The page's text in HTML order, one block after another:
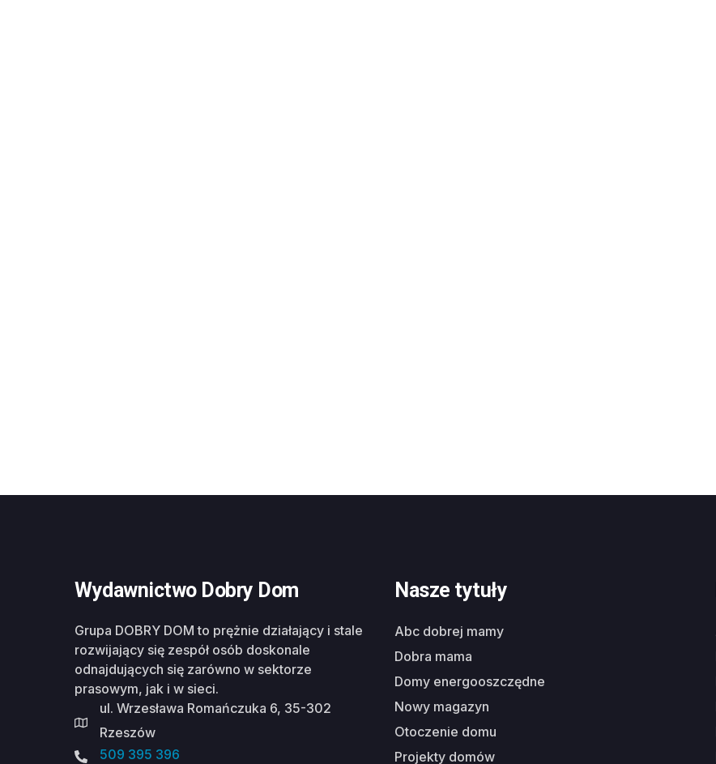
Wydawnictwo Dobry Dom
Grupa DOBRY DOM to prężnie działający i stale
rozwijający się zespół osób doskonale
odnajdujących się zarówno w sektorze
prasowym, jak i w sieci.
ul. Wrzesława Romańczuka 6, 35-302
Rzeszów
509 395 396
Nasze tytuły
abc dobrej mamy
dobra mama
domy energooszczędne
nowy magazyn
otoczenie domu
projekty domów